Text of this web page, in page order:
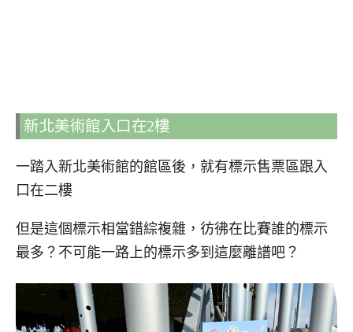
新北美術館入口在2樓
一踏入新北美術館的館區後，就有標示售票區跟入
口在二樓
但是這個標示相當錯綜複雜，彷彿在比賽誰的標示
最多？不可能一路上的標示多到這麼離譜吧？